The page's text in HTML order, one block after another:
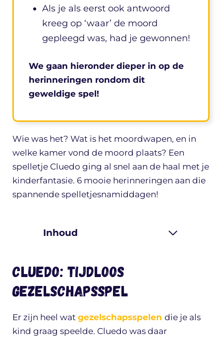
Als je als eerst ook antwoord
kreeg op ‘waar’ de moord
gepleegd was, had je gewonnen!
We gaan hieronder dieper in op de
herinneringen rondom dit
geweldige spel!
Wie was het? Wat is het moordwapen, en in
welke kamer vond de moord plaats? Een
spelletje Cluedo ging al snel aan de haal met je
kinderfantasie. 6 mooie herinneringen aan die
spannende spelletjesnamiddagen!
Inhoud
Cluedo: tijdloos
gezelschapsspel
Er zijn heel wat gezelschapsspelen die je als
kind graag speelde. Cluedo was daar